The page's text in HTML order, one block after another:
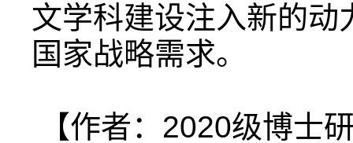
文学科建设注入新的
国家战略需求。
【作者：2020级博士